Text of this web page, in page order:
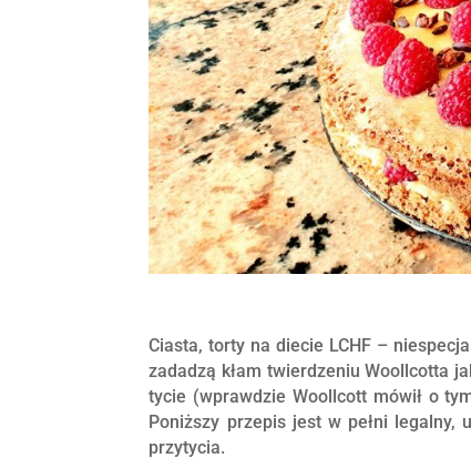
Ciasta, torty na diecie LCHF –
zadadzą kłam twierdzeniu Woollcotta
tycie (wprawdzie Woollcott mówił o
Poniższy przepis jest w pełni
przytycia.